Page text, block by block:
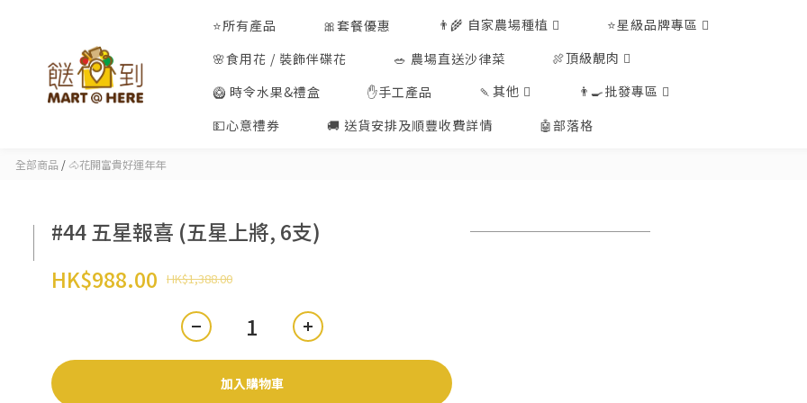
⭐所有產品 🎀套餐優惠 👨‍🌾 自家農場種植
⭐星級品牌專區
🌸食用花 / 裝飾伴碟花
🥗 農場直送沙律菜
🍖頂級靚肉
🥝 時令水果&禮盒
✋手工產品 🍡其他
👨‍🍳批發專區
💵心意禮券
🚚 送貨安排及順豐收費詳情 🤖部落格
全部商品 / 🐴花開富貴好運年年
#44 五星報喜 (五星上將, 6支)
HK$1,388.00
HK$988.00
加入購物車